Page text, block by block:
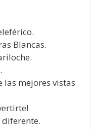
Blancas.
las mejores vistas